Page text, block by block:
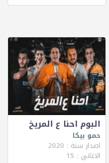
البوم احنا ع المريخ
حمو بيكا
اصدار سنة : 2020
الاغاني : 15